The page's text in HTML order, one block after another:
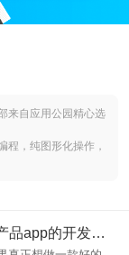
来自应用公园精心选
程，纯图形化操作，
一个app的开发成本_农产品app的开发成本